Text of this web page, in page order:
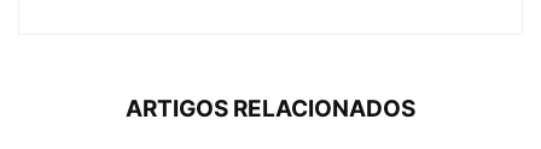
ARTIGOS RELACIONADOS